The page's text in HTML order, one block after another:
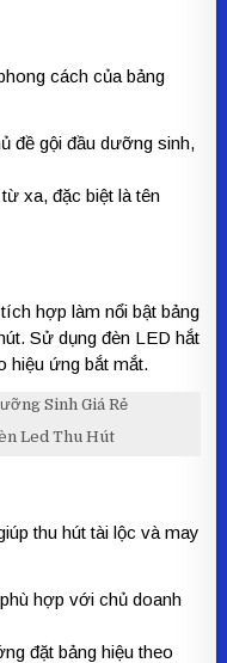
cách của bảng
đề gội đầu dưỡng sinh,
xa, đặc biệt là tên
hợp làm nổi bật bảng
Sử dụng đèn LED hắt
hiệu ứng bắt mắt.
Led Thu Hút
thu hút tài lộc và may
hợp với chủ doanh
đặt bảng hiệu theo